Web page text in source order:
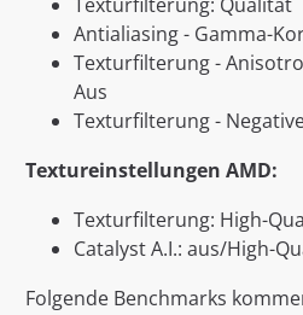
Antialiasing - Gamma-
Texturfilterung -
Aus
Texturfilterung -
Textureinstellungen AMD:
Texturfilterung: High-
Catalyst A.I.: aus/High-
Folgende Benchmarks